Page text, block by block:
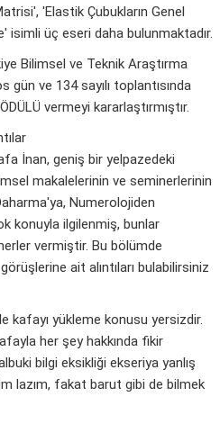
'Elastik Çubukların Genel
üç eseri daha bulunmaktadır.
Bilimsel ve Teknik Araştırma
ve 134 sayılı toplantısında
vermeyi kararlaştırmıştır.
İnan, geniş bir yelpazedeki
makalelerinin ve seminerlerinin
Numerolojiden
konuyla ilgilenmiş, bunlar
vermiştir. Bu bölümde
ait alıntıları bulabilirsiniz
kafayı yükleme konusu yersizdir.
her şey hakkında fikir
bilgi eksikliği ekseriya yanlış
lazım, fakat barut gibi de bilmek